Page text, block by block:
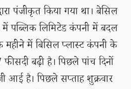
पंजीकृत किया गया था। बेसिल
पब्लिक लिमिटेड कंपनी में बदल
महीने में बिसिल प्लास्ट कंपनी के
बढ़ी है। पिछले पांच दिनों
आई है। पिछले सप्ताह शुक्रवार